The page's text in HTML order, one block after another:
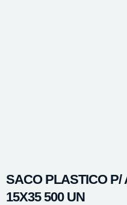
SACO PLASTICO P/
15X35 500 UN